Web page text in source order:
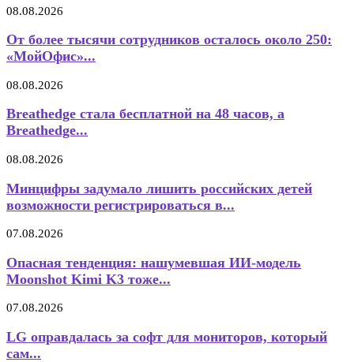
08.08.2026
От более тысячи сотрудников осталось около 250:
«МойОфис»...
08.08.2026
Breathedge стала бесплатной на 48 часов, а
Breathedge...
08.08.2026
Минцифры задумало лишить российских детей
возможности регистрироваться в...
07.08.2026
Опасная тенденция: нашумевшая ИИ-модель
Moonshot Kimi K3 тоже...
07.08.2026
LG оправдалась за софт для мониторов, который
сам...